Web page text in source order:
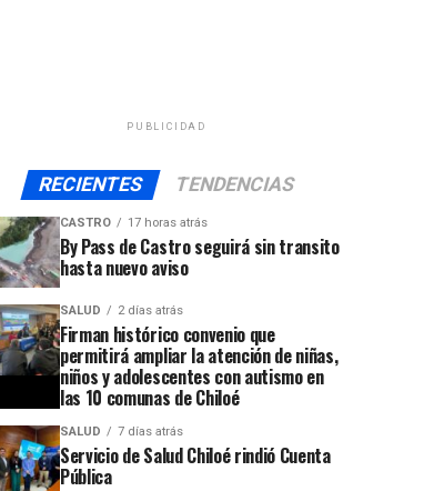
PUBLICIDAD
RECIENTES TENDENCIAS
CASTRO 17 horas atrás
By Pass de Castro seguirá sin transito
hasta nuevo aviso
SALUD 2 días atrás
Firman histórico convenio que
permitirá ampliar la atención de niñas,
niños y adolescentes con autismo en
las 10 comunas de Chiloé
SALUD 7 días atrás
Servicio de Salud Chiloé rindió Cuenta
Pública